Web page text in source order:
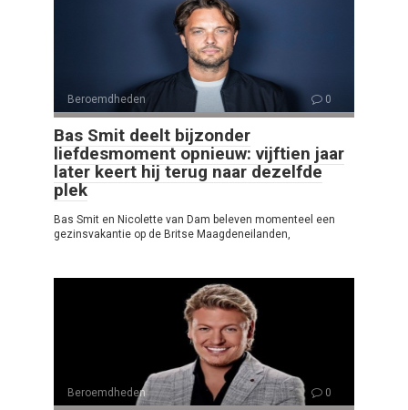
Beroemdheden 0
Bas Smit deelt bijzonder
liefdesmoment opnieuw: vijftien jaar
later keert hij terug naar dezelfde
plek
Bas Smit en Nicolette van Dam beleven momenteel een
gezinsvakantie op de Britse Maagdeneilanden,
Beroemdheden 0